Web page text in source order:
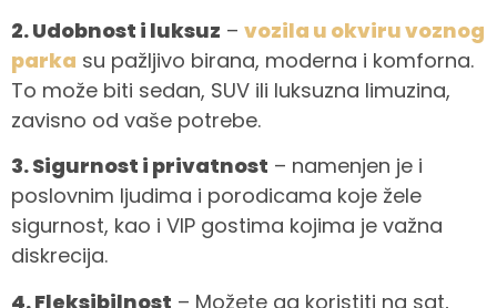
2. Udobnost i luksuz – vozila u okviru voznog
parka su pažljivo birana, moderna i komforna.
To može biti sedan, SUV ili luksuzna limuzina,
zavisno od vaše potrebe.
3. Sigurnost i privatnost – namenjen je i
poslovnim ljudima i porodicama koje žele
sigurnost, kao i VIP gostima kojima je važna
diskrecija.
4. Fleksibilnost – Možete ga koristiti na sat,